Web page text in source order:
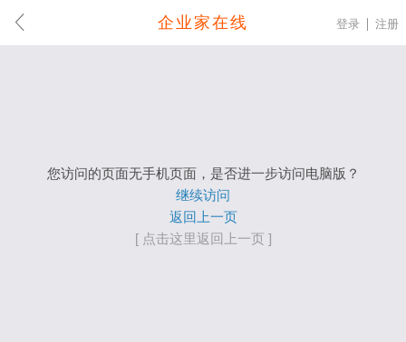
企业家在线 登录 注册
您访问的页面无手机页面，是否进一步访问电脑版？
继续访问
返回上一页
[ 点击这里返回上一页 ]